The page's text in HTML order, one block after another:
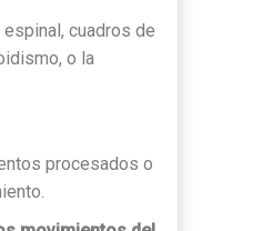
cuadros de
o la
procesados o